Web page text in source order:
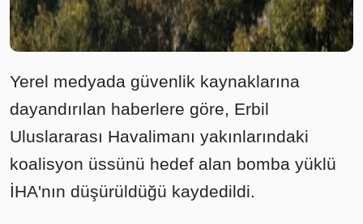
Yerel medyada güvenlik kaynaklarına
dayandırılan haberlere göre, Erbil
Uluslararası Havalimanı yakınlarındaki
koalisyon üssünü hedef alan bomba yüklü
İHA'nın düşürüldüğü kaydedildi.